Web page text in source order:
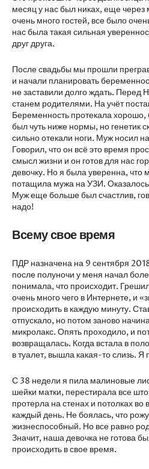
месяц у нас был никах, еще
очень много гостей, все было
нас была такая сильная
друг друга.
После свадьбы мы прошли
и начали планировать
не заставили долго ждать. Перед
станем родителями. На учёт
Беременность протекала хорошо,
был чуть ниже нормы, но генетик
сильно отекали ноги. Муж носил
Говорил, что он всё это время
смысл жизни и он готов для нас
девочку. Но я была уверенна, что
потащила мужа на УЗИ.
Муж еще больше был счастлив,
надо!
Всему свое время
ПДР назначена на 9 сентября
после полуночи у меня начал
понимала, что происходит.
очень много чего в Интернете, и
происходить в каждую минуту.
отпускало, но потом заново
микролакс. Опять проходило, и
возвращалась. Когда встала в
в туалет, вышла какая-то слизь. Я
С 38 недели я пила малиновые
шейки матки, перестирала все
протерла на стенах и потолках
каждый день. Не боялась, что
жизнеспособный. Но все равно
Значит, наша девочка не готова
происходить в свое время.